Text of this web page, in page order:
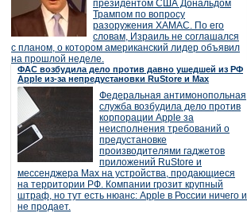
президентом США Дональдом
Трампом по вопросу
разоружения ХАМАС. По его
словам, Израиль не соглашался
с планом, о котором американский лидер объявил
на прошлой неделе.
ФАС возбудила дело против давно ушедшей из РФ
Apple из-за непредустановки RuStore и Max
Федеральная антимонопольная
служба возбудила дело против
корпорации Apple за
неисполнения требований о
предустановке
производителями гаджетов
приложений RuStore и
мессенджера Max на устройства, продающиеся
на территории РФ. Компании грозит крупный
штраф, но тут есть нюанс: Apple в России ничего и
не продает.